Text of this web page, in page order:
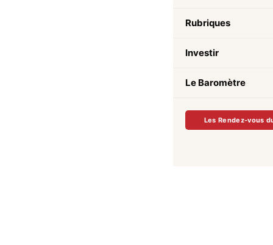
Rubriques
Investir
Le Baromètre
Les Rendez-vous